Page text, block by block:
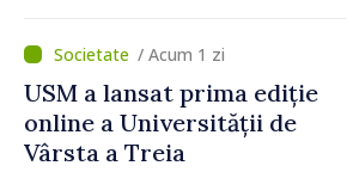
perioada concediilor
/ Acum 1 zi
USM a lansat prima ediție
online a Universității de
Vârsta a Treia